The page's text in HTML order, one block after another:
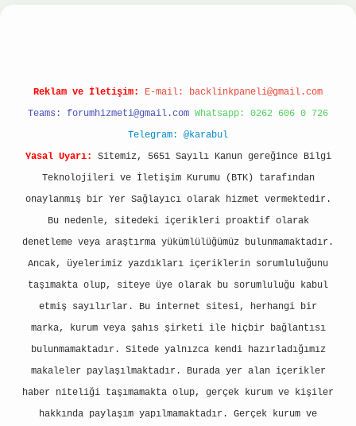
Reklam ve İletişim: E-mail: backlinkpaneli@gmail.com
Teams: forumhizmeti@gmail.com Whatsapp: 0262 606 0 726
Telegram: @karabul
Yasal Uyarı:
Sitemiz, 5651 Sayılı Kanun gereğince Bilgi
Teknolojileri ve İletişim Kurumu (BTK) tarafından
onaylanmış bir Yer Sağlayıcı olarak hizmet vermektedir.
Bu nedenle, sitedeki içerikleri proaktif olarak
denetleme veya araştırma yükümlülüğümüz bulunmamaktadır.
Ancak, üyelerimiz yazdıkları içeriklerin sorumluluğunu
taşımakta olup, siteye üye olarak bu sorumluluğu kabul
etmiş sayılırlar. Bu internet sitesi, herhangi bir
marka, kurum veya şahıs şirketi ile hiçbir bağlantısı
bulunmamaktadır. Sitede yalnızca kendi hazırladığımız
makaleler paylaşılmaktadır. Burada yer alan içerikler
haber niteliği taşımamakta olup, gerçek kurum ve kişiler
hakkında paylaşım yapılmamaktadır. Gerçek kurum ve